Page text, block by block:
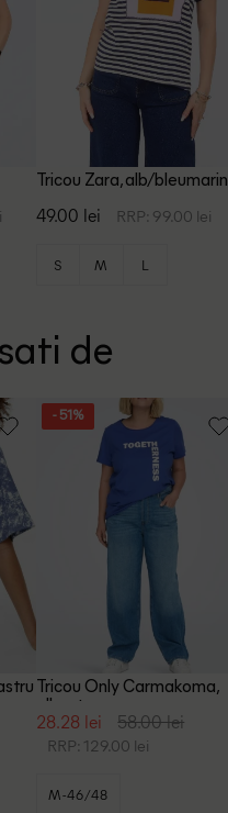
Tricou Zara, alb/bleumarin
49.00 lei RRP: 99.00 lei
S M L
de
- 51%
Tricou Only Carmakoma,
albastru
28.28 lei 58.00 lei
RRP: 129.00 lei
M-46/48